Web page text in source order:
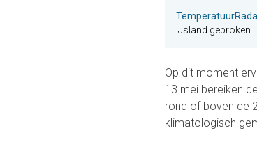
IJsland gebroken.
Op dit moment
13 mei bereiken
rond of boven de
klimatologisch